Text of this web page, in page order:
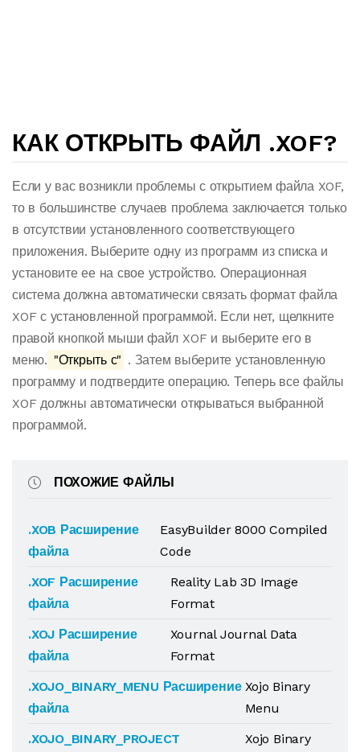
КАК ОТКРЫТЬ ФАЙЛ .XOF?
Если у вас возникли проблемы с открытием файла XOF,
то в большинстве случаев проблема заключается только
в отсутствии установленного соответствующего
приложения. Выберите одну из программ из списка и
установите ее на свое устройство. Операционная
система должна автоматически связать формат файла
XOF с установленной программой. Если нет, щелкните
правой кнопкой мыши файл XOF и выберите его в
меню. "Открыть с" . Затем выберите установленную
программу и подтвердите операцию. Теперь все файлы
XOF должны автоматически открываться выбранной
программой.
ПОХОЖИЕ ФАЙЛЫ
.XOB Расширение
файла
EasyBuilder 8000 Compiled
Code
.XOF Расширение
файла
Reality Lab 3D Image
Format
.XOJ Расширение
файла
Xournal Journal Data
Format
.XOJO_BINARY_MENU Расширение
файла
Xojo Binary
Menu
.XOJO_BINARY_PROJECT
Xojo Binary